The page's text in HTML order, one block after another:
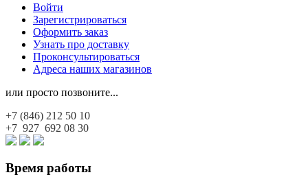
Войти
Зарегистрироваться
Оформить заказ
Узнать про доставку
Проконсультироваться
Адреса наших магазинов
или просто позвоните...
+7 (846) 212 50 10
+7 927 692 08 30
Время работы